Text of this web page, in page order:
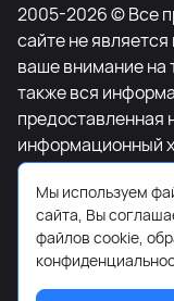
2005-2026 © Все
сайте не
ваше внимание на
также вся
предоставленная
информационный
является
положениями
Российской
информации о
товаров и (или)
Мы используем
сайта, Вы
файлов cookie,